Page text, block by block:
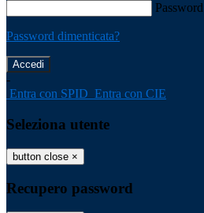
Password
Password dimenticata?
-
Entra con SPID Entra con CIE
Seleziona utente
button close ×
Recupero password